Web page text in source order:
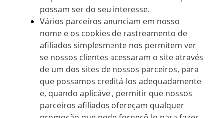
possam ser do seu interesse.
Vários parceiros anunciam em nosso
nome e os cookies de rastreamento de
afiliados simplesmente nos permitem ver
se nossos clientes acessaram o site através
de um dos sites de nossos parceiros, para
que possamos creditá-los adequadamente
e, quando aplicável, permitir que nossos
parceiros afiliados ofereçam qualquer